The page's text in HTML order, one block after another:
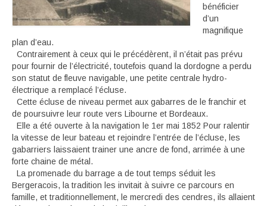
bénéficier
d’un
magnifique
plan d’eau.
Contrairement à ceux qui le précédèrent, il n’était pas prévu
pour fournir de l’électricité, toutefois quand la dordogne a perdu
son statut de fleuve navigable, une petite centrale hydro-
électrique a remplacé l’écluse.
Cette écluse de niveau permet aux gabarres de le franchir et
de poursuivre leur route vers Libourne et Bordeaux.
Elle a été ouverte à la navigation le 1er mai 1852 Pour ralentir
la vitesse de leur bateau et rejoindre l’entrée de l’écluse, les
gabarriers laissaient trainer une ancre de fond, arrimée à une
forte chaine de métal.
La promenade du barrage a de tout temps séduit les
Bergeracois, la tradition les invitait à suivre ce parcours en
famille, et traditionnellement, le mercredi des cendres, ils allaient